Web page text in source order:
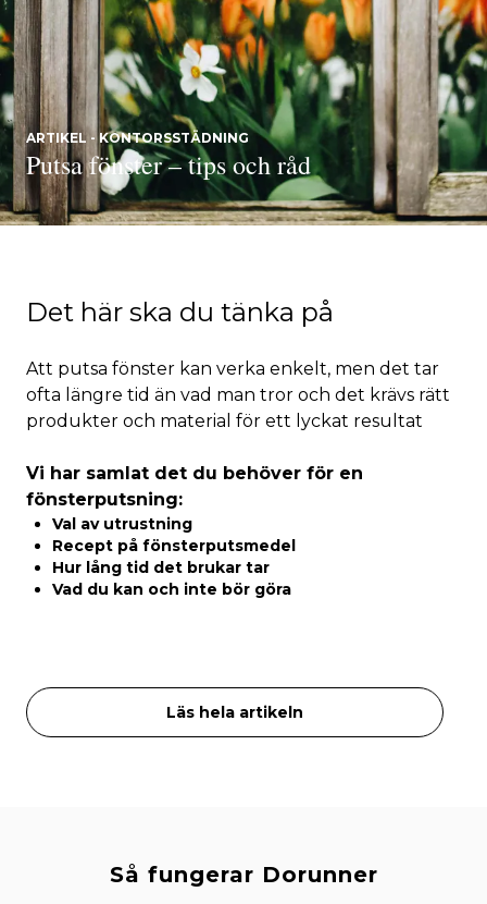
Det här ska du tänka på
Att putsa fönster kan verka enkelt, men det tar
ofta längre tid än vad man tror och det krävs rätt
produkter och material för ett lyckat resultat
Vi har samlat det du behöver för en
fönsterputsning:
Val av utrustning
Recept på fönsterputsmedel
Hur lång tid det brukar tar
Vad du kan och inte bör göra
Läs hela artikeln
ARTIKEL - KONTORSSTÄDNING
Putsa fönster – tips och råd
Så fungerar Dorunner